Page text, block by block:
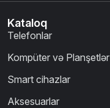
Kataloq
Telefonlar
Kompüter və Planşetlər
Smart cihazlar
Aksesuarlar